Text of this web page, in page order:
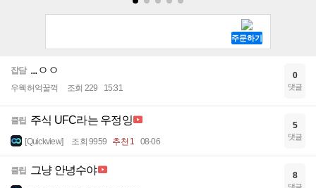
잡담 ...ㅇㅇ
우웩허억꿀꺽 조회 229 15:31
0
댓글
클립 주식 UFC라는 우정잉
[Quickview] 조회 9959 추천 1 08-06
5
댓글
클립 그냥 안녕수야 8